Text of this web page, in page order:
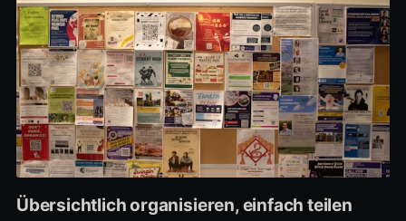
Übersichtlich organisieren, einfach teilen